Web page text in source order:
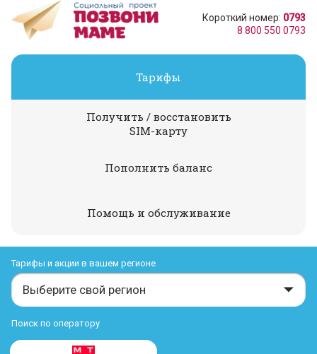
Короткий номер: 0793
8 800 550 0793
Тарифы
Получить / восстановить
SIM-карту
Пополнить баланс
Помощь и обслуживание
Тарифы и акции в вашем регионе
Выберите свой регион
Поиск по оператору